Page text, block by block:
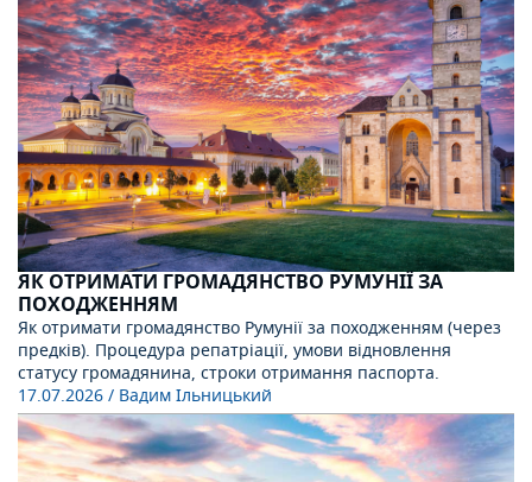
ЯК ОТРИМАТИ ГРОМАДЯНСТВО РУМУНІЇ ЗА
ПОХОДЖЕННЯМ
Як отримати громадянство Румунії за походженням (через
предків). Процедура репатріації, умови відновлення
статусу громадянина, строки отримання паспорта.
17.07.2026/ Вадим Ільницький